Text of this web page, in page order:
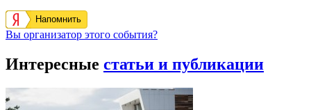
Напомнить
Вы организатор этого события?
Интересные статьи и публикации